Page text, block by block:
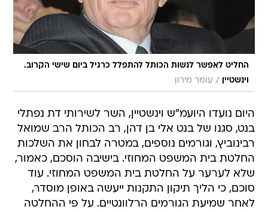
החליט לאפשר לנשות הכותל להתפלל כרגיל ביום שישי הקרוב.
וינשטיין
/ עומר מירון
היום נועדו היועמ"ש וינשטיין, השר לשירותי דת נפתלי
בנט, סגנו של בנט אלי בן דהן, רב הכותל הרב שמואל
רבינוביץ, וגורמים נוספים, במטרה לבחון את השלכות
החלטת בית המשפט המחוזי. בישיבה הוסכם, כאמור,
שלא לערער על החלטת בית המשפט המחוזי. עוד
סוכם, כי הליך תיקון התקנות ייעשה באופן מוסדר,
לאחר שמיעת הגורמים הרלוונטיים. על פי ההחלטה